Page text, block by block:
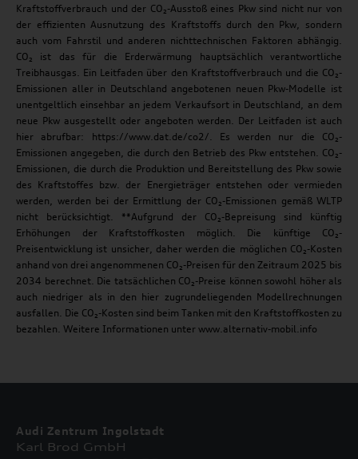
Kraftstoffverbrauch und der CO₂-Ausstoß eines Pkw sind nicht nur von
der effizienten Ausnutzung des Kraftstoffs durch den Pkw, sondern
auch vom Fahrstil und anderen nichttechnischen Faktoren abhängig.
CO₂ ist das für die Erderwärmung hauptsächlich verantwortliche
Treibhausgas. Ein Leitfaden über den Kraftstoffverbrauch und die CO₂-
Emissionen aller in Deutschland angebotenen neuen Pkw-Modelle ist
unentgeltlich einsehbar an jedem Verkaufsort in Deutschland, an dem
neue Pkw ausgestellt oder angeboten werden. Der Leitfaden ist auch
hier abrufbar: https://www.dat.de/co2/. Es werden nur die CO₂-
Emissionen angegeben, die durch den Betrieb des Pkw entstehen. CO₂-
Emissionen, die durch die Produktion und Bereitstellung des Pkw sowie
des Kraftstoffes bzw. der Energieträger entstehen oder vermieden
werden, werden bei der Ermittlung der CO₂-Emissionen gemäß WLTP
nicht berücksichtigt. **Aufgrund der CO₂-Bepreisung sind künftig
Erhöhungen der Kraftstoffkosten möglich. Die künftige CO₂-
Preisentwicklung ist unsicher, daher werden die möglichen CO₂-Kosten
anhand von drei angenommenen CO₂-Preisen für den Zeitraum 2025 bis
2034 berechnet. Die tatsächlichen CO₂-Preise können sowohl höher als
auch niedriger als in den hier zugrundeliegenden Modellrechnungen
ausfallen. Die CO₂-Kosten sind beim Tanken mit den Kraftstoffkosten zu
bezahlen. Weitere Informationen unter www.alternativ-mobil.info
Audi Zentrum Ingolstadt
Karl Brod GmbH